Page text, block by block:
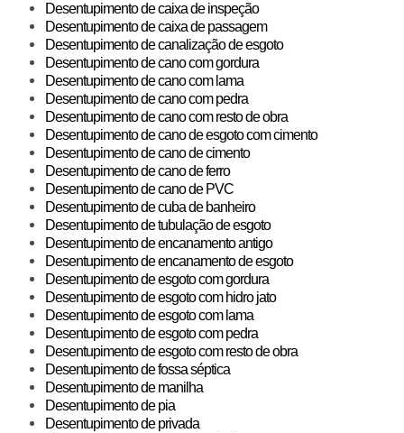
​Desentupimento de caixa de inspeção
Desentupimento de caixa de passagem
Desentupimento de canalização de esgoto
Desentupimento de cano com gordura
Desentupimento de cano com lama
Desentupimento de cano com pedra
Desentupimento de cano com resto de obra
Desentupimento de cano de esgoto com cimento
Desentupimento de cano de cimento
Desentupimento de cano de ferro
Desentupimento de cano de PVC
Desentupimento de cuba de banheiro
Desentupimento de tubulação de esgoto
Desentupimento de encanamento antigo
Desentupimento de encanamento de esgoto
Desentupimento de esgoto com gordura
Desentupimento de esgoto com hidro jato
Desentupimento de esgoto com lama
Desentupimento de esgoto com pedra
Desentupimento de esgoto com resto de obra
Desentupimento de fossa séptica
Desentupimento de manilha
Desentupimento de pia
Desentupimento de privada